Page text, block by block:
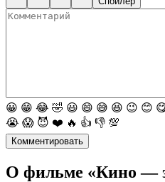
😀 😁 😂 🤣 😃 😄 😅 😆 😉 😊
😭 😱 😈 ❤️ 🔥 👍 👎 💯
Комментировать
О фильме «Кино —